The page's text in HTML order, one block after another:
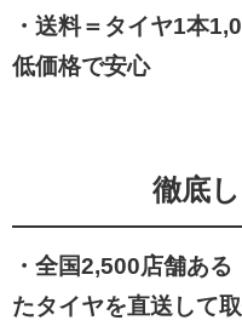
・ 送料＝タイヤ1本
低価格で安心
徹底
・全国2,500店舗あ
たタイヤを直送して